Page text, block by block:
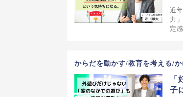
近
力
定
からだを動かす/教育を考える/
子